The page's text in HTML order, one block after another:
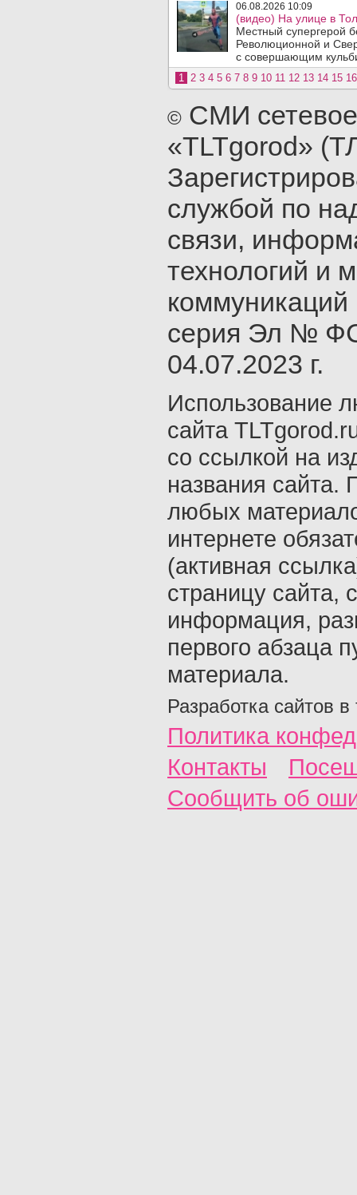
06.08.2026 10:09
(видео) На улице в
Местный супергерой
Революционной и
с совершающим
1 2 3 4 5 6 7 8 9 10 11 12 13 14 15 16
© СМИ
«TLTgorod»
службой по
связи,
технологий и
серия Эл №
04.07.2023 г.
Использование
сайта
со ссылкой на
названия сайта.
любых
интернете
(активная
страницу сайта,
информация,
первого абзаца
материала.
Разработка сайтов в
Политика
Контакты
Сообщить об